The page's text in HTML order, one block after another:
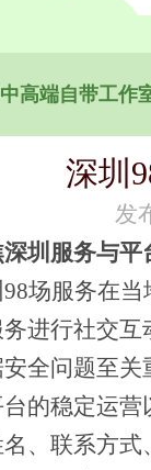
高端自带工作
深圳
发
圳服务与平
场服务在
务进行社交
全问题至关
的稳定运营
名、联系方